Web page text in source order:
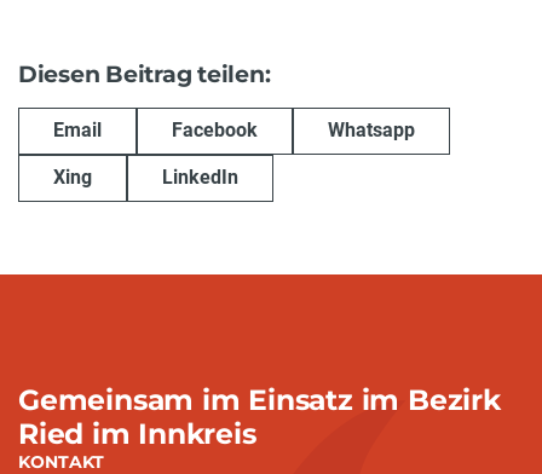
Diesen Beitrag teilen:
Email Facebook Whatsapp
Xing LinkedIn
Gemeinsam im Einsatz im Bezirk
Ried im Innkreis
KONTAKT